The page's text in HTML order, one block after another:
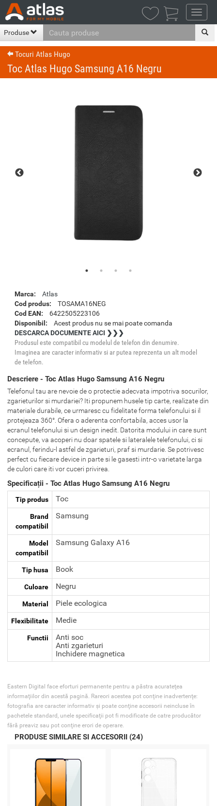
Produse
Tocuri Atlas Hugo
Toc Atlas Hugo Samsung A16 Negru
Marca:
Atlas
Cod produs:
TOSAMA16NEG
Cod EAN:
6422505223106
Disponibil:
Acest produs nu se mai poate comanda
DESCARCA DOCUMENTE AICI ❯❯❯
Produsul este compatibil cu modelul de telefon din denumire.
Imaginea are caracter informativ si ar putea reprezenta un alt model
de telefon.
Descriere - Toc Atlas Hugo Samsung A16 Negru
Telefonul tau are nevoie de o protectie adecvata impotriva socurilor,
zgarieturilor si murdariei? Iti propunem husele tip carte, realizate din
materiale durabile, ce urmaresc cu fidelitate forma telefonului si il
protejeaza 360°. Ofera o aderenta confortabila, acces usor la
ecranul telefonului si un design inedit. Datorita modului in care sunt
concepute, va acoperi nu doar spatele si lateralele telefonului, ci si
ecranul, ferindu-l astfel de zgarieturi, praf si murdarie. Se potrivesc
perfect cu fiecare device in parte si le gasesti intr-o varietate larga
de culori care iti vor cuceri privirea.
Specificații - Toc Atlas Hugo Samsung A16 Negru
Tip produs Toc
Brand
compatibil
Samsung
Model
compatibil
Samsung Galaxy A16
Tip husa Book
Culoare Negru
Material Piele ecologica
Flexibilitate Medie
Functii
Anti soc
Anti zgarieturi
Inchidere magnetica
Eastern Digital face eforturi permanente pentru a păstra acurateţea
informaţiilor din acestă pagină. Rareori acestea pot conţine inadvertenţe:
fotografia are caracter informativ şi poate conţine accesorii neincluse în
pachetele standard, unele specificaţii pot fi modificate de catre producător
fără preaviz sau pot conţine erori de operare.
PRODUSE SIMILARE SI ACCESORII (24)